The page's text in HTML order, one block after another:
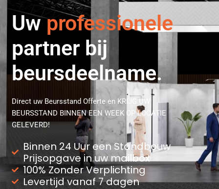
Uw strategische
partner bij
beursdeelname.
Direct uw Beursstand Offerte en KRIJG UW
BEURSSTAND BINNEN EEN WEEK OP LOCATIE
GELEVERD!
Binnen 24 Uur een Standbouw
Prijsopgave in uw mailbox
100% Zonder Verplichting
Levertijd vanaf 7 dagen